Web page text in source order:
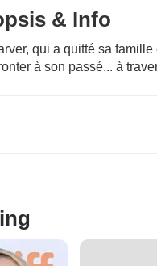
& Info
qui a quitté sa
à son passé... à